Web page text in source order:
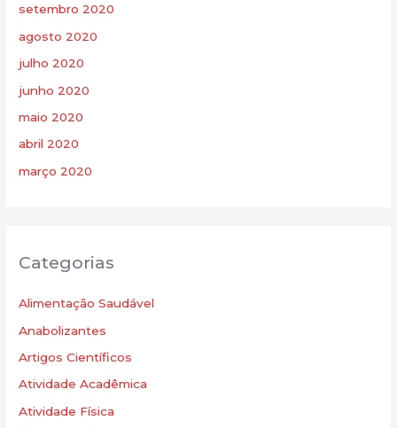
setembro 2020
agosto 2020
julho 2020
junho 2020
maio 2020
abril 2020
março 2020
Categorias
Alimentação Saudável
Anabolizantes
Artigos Científicos
Atividade Acadêmica
Atividade Física